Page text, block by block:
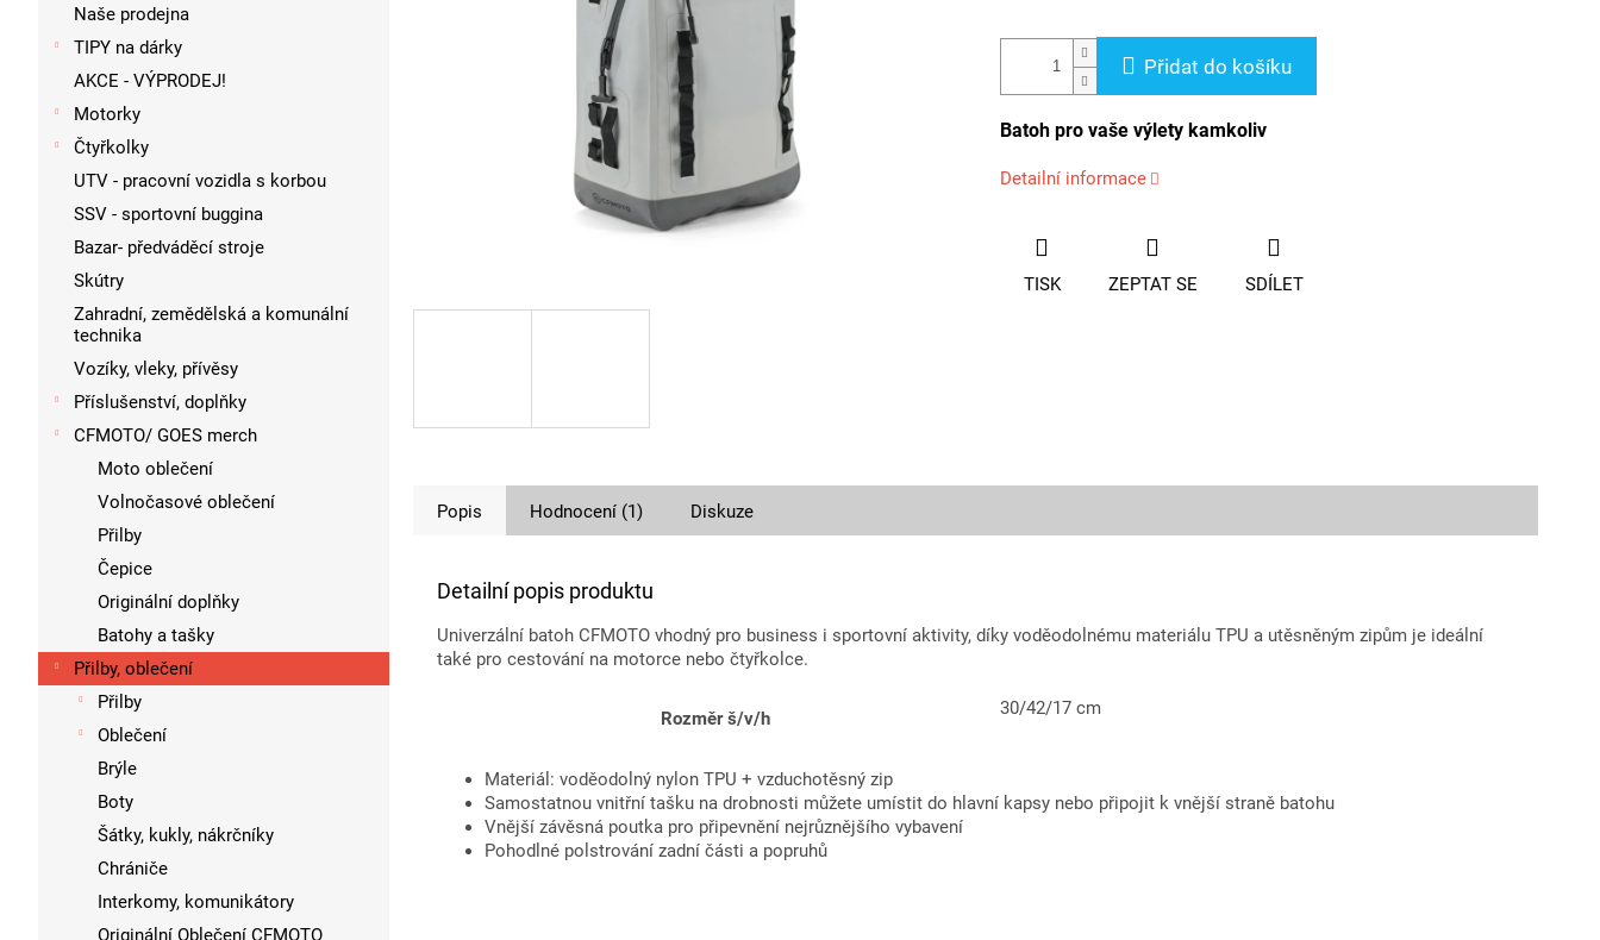
Naše prodejna
TIPY na dárky
AKCE - VÝPRODEJ!
Motorky
Čtyřkolky
UTV - pracovní vozidla s korbou
SSV - sportovní buggina
Bazar- předváděcí stroje
Skútry
Zahradní, zemědělská a komunální
technika
Vozíky, vleky, přívěsy
Příslušenství, doplňky
CFMOTO/ GOES merch
Moto oblečení
Volnočasové oblečení
Přilby
Čepice
Originální doplňky
Batohy a tašky
Přilby, oblečení
Přilby
Oblečení
Brýle
Boty
Šátky, kukly, nákrčníky
Chrániče
Interkomy, komunikátory
Originální Oblečení CFMOTO
Přidat do košíku
Batoh pro vaše výlety kamkoliv
Detailní informace
TISK ZEPTAT SE SDÍLET
Popis Hodnocení (1) Diskuze
Detailní popis produktu
Univerzální batoh CFMOTO vhodný pro business i sportovní aktivity, díky voděodolnému materiálu TPU a utěsněným zipům je ideální
také pro cestování na motorce nebo čtyřkolce.
Rozměr š/v/h 30/42/17 cm
Materiál: voděodolný nylon TPU + vzduchotěsný zip
Samostatnou vnitřní tašku na drobnosti můžete umístit do hlavní kapsy nebo připojit k vnější straně batohu
Vnější závěsná poutka pro připevnění nejrůznějšího vybavení
Pohodlné polstrování zadní části a popruhů